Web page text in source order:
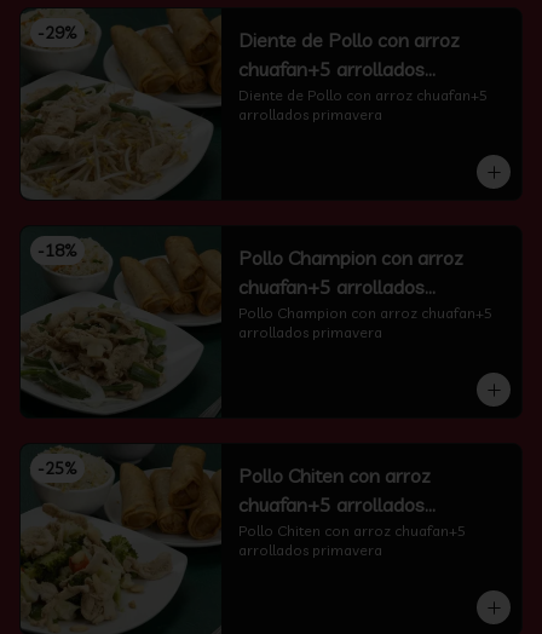
-29%
Diente de Pollo con arroz
chuafan+5 arrollados
primavera
Diente de Pollo con arroz chuafan+5
arrollados primavera
-18%
Pollo Champion con arroz
chuafan+5 arrollados
primavera
Pollo Champion con arroz chuafan+5
arrollados primavera
-25%
Pollo Chiten con arroz
chuafan+5 arrollados
primavera
Pollo Chiten con arroz chuafan+5
arrollados primavera